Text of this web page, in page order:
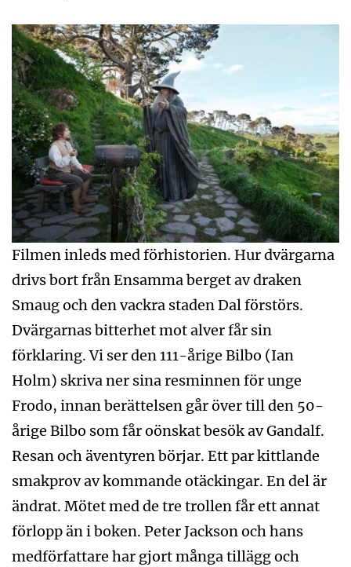
Filmen inleds med förhistorien. Hur dvärgarna
drivs bort från Ensamma berget av draken
Smaug och den vackra staden Dal förstörs.
Dvärgarnas bitterhet mot alver får sin
förklaring. Vi ser den 111-årige Bilbo (Ian
Holm) skriva ner sina resminnen för unge
Frodo, innan berättelsen går över till den 50-
årige Bilbo som får oönskat besök av Gandalf.
Resan och äventyren börjar. Ett par kittlande
smakprov av kommande otäckingar. En del är
ändrat. Mötet med de tre trollen får ett annat
förlopp än i boken. Peter Jackson och hans
medförfattare har gjort många tillägg och